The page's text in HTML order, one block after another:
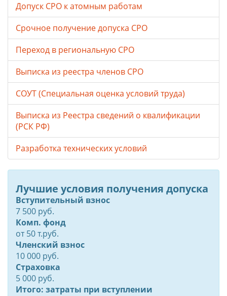
Допуск СРО к атомным работам
Срочное получение допуска СРО
Переход в региональную СРО
Выписка из реестра членов СРО
СОУТ (Специальная оценка условий труда)
Выписка из Реестра сведений о квалификации
(РСК РФ)
Разработка технических условий
Лучшие условия получения допуска
Вступительный взнос
7 500 руб.
Комп. фонд
от50т.руб.
Членский взнос
10 000 руб.
Страховка
5 000 руб.
Итого: затраты при вступлении